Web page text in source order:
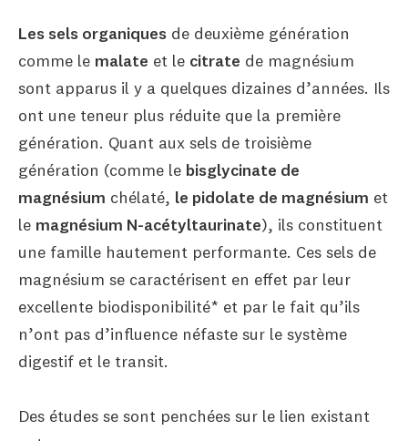
Les sels organiques de deuxième génération
comme le malate et le citrate de magnésium
sont apparus il y a quelques dizaines d’années. Ils
ont une teneur plus réduite que la première
génération. Quant aux sels de troisième
génération (comme le bisglycinate de
magnésium chélaté, le pidolate de magnésium et
le magnésium N-acétyltaurinate), ils constituent
une famille hautement performante. Ces sels de
magnésium se caractérisent en effet par leur
excellente biodisponibilité* et par le fait qu’ils
n’ont pas d’influence néfaste sur le système
digestif et le transit.
Des études se sont penchées sur le lien existant